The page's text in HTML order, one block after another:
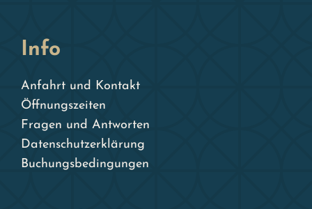
Info
Anfahrt und Kontakt
Öffnungszeiten
Fragen und Antworten
Datenschutzerklärung
Buchungsbedingungen